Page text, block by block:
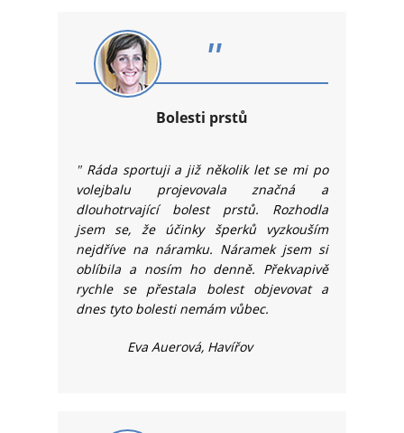
"
Bolesti prstů
" Ráda sportuji a již několik let se mi po
volejbalu projevovala značná a
dlouhotrvající bolest prstů. Rozhodla
jsem se, že účinky šperků vyzkouším
nejdříve na náramku. Náramek jsem si
oblíbila a nosím ho denně. Překvapivě
rychle se přestala bolest objevovat a
dnes tyto bolesti nemám vůbec.
Eva Auerová, Havířov